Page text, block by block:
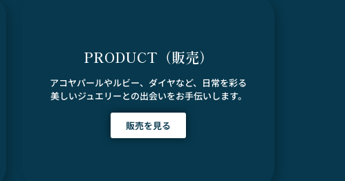
PRODUCT（販売）
アコヤパールやルビー、ダイヤなど、日常を彩る
美しいジュエリーとの出会いをお手伝いします。
販売を見る